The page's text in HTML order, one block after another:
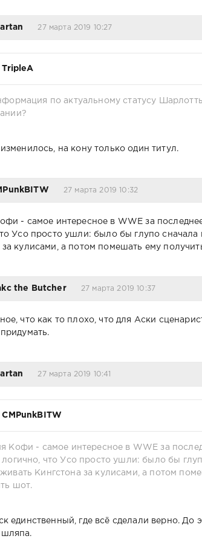
27 марта 2019 10:27
TripleA
по актуальному статусу
на кону только один титул.
27 марта 2019 10:32
- самое интересное в WWE за
Усо просто ушли: было бы глупо сначала
за кулисами, а потом помешать ему
the Butcher 27 марта 2019 10:37
что как то плохо, что для Аски
27 марта 2019 10:41
CMPunkBITW
Кофи - самое интересное в WWE за
логично, что Усо просто ушли: было бы
Кингстона за кулисами, а потом
шот.
единственный, где всё сделали верно. До